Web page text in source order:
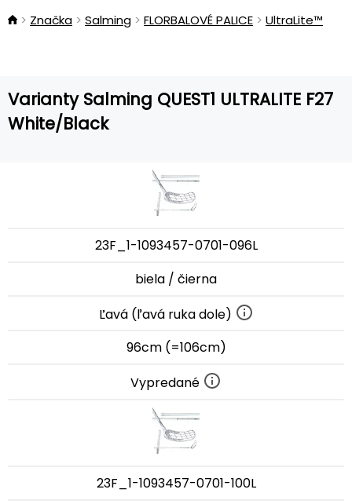
Značka Salming FLORBALOVÉ PALICE UltraLite™
Varianty Salming QUEST1 ULTRALITE F27
White/Black
23F_1-1093457-0701-096L
biela / čierna
Ľavá (ľavá ruka dole)
96cm (=106cm)
Vypredané
23F_1-1093457-0701-100L